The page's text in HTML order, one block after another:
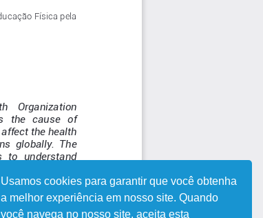
Usamos cookies para garantir que você obtenha
a melhor experiência em nosso site. Quando
você navega no nosso site, aceita esta